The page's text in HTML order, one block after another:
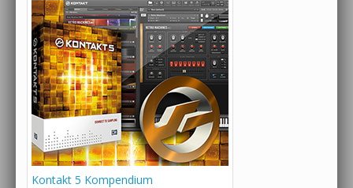
Kontakt 5 Kompendium